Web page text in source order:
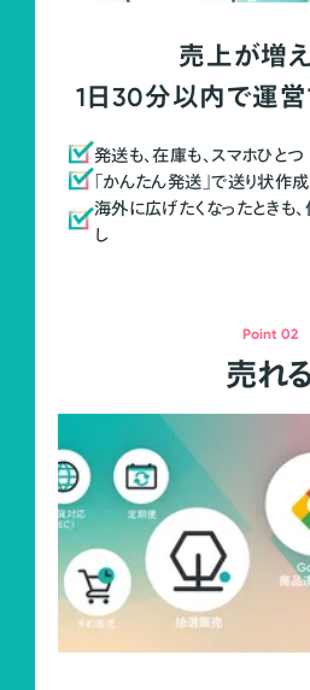
売上が増
1日30分以内で運
発送も、在庫も、スマホひとつ
「かんたん発送」で送り状作
海外に広げたくなったときも
し
Point 02
売れる